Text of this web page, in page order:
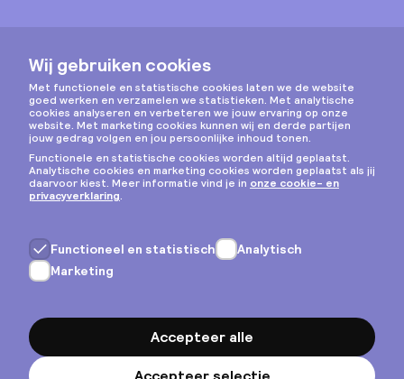
Instagram
Privacy & cookies
Algemene voorwaarden